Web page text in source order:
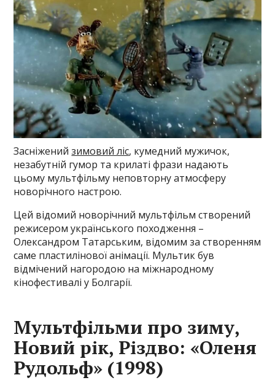
Засніженийзимовий ліс, кумедний мужичок,
незабутній гумор та крилаті фрази надають
цьому мультфільму неповторну атмосферу
новорічного настрою.
Цей відомий новорічний мультфільм створений
режисером українського походження –
Олександром Татарським, відомим за створенням
саме пластилінової анімації. Мультик був
відмічений нагородою на міжнародному
кінофестивалі у Болгарії.
Мультфільми про зиму,
Новий рік, Різдво: «Оленя
Рудольф» (1998)